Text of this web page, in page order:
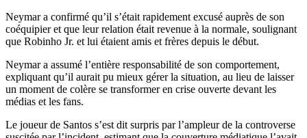
Neymar a confirmé qu’il s’était rapidement excusé auprès de son
coéquipier et que leur relation était revenue à la normale, soulignant
que Robinho Jr. et lui étaient amis et frères depuis le début.
Neymar a assumé l’entière responsabilité de son comportement,
expliquant qu’il aurait pu mieux gérer la situation, au lieu de laisser
un moment de colère se transformer en crise ouverte devant les
médias et les fans.
Le joueur de Santos s’est dit surpris par l’ampleur de la controverse